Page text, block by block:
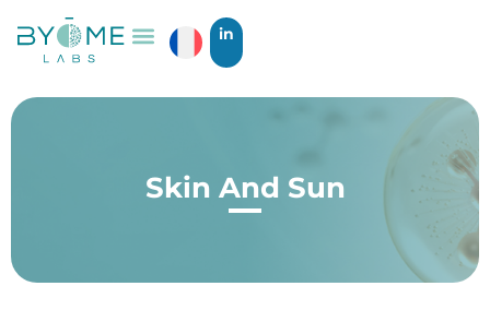
in
Skin And Sun